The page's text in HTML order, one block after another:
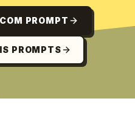
PROMPT
PROMPTS